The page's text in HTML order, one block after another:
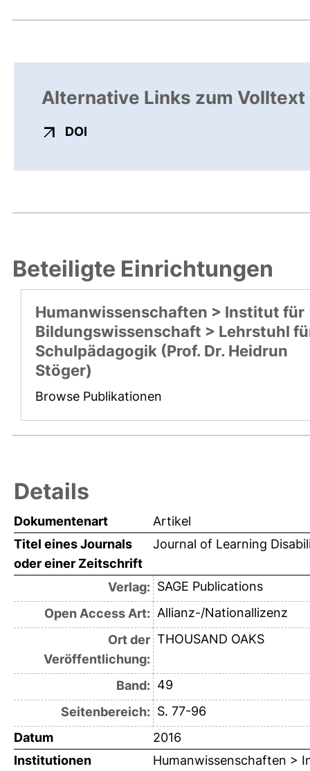
Alternative Links zum Volltext
DOI
Beteiligte Einrichtungen
Humanwissenschaften > Institut für
Bildungswissenschaft > Lehrstuhl
Schulpädagogik (Prof. Dr. Heidrun
Stöger)
Browse Publikationen
Details
Dokumentenart
Artikel
Titel eines Journals
oder einer Zeitschrift
Journal of Learning
Verlag: SAGE Publications
Open Access Art: Allianz-/Nationallizenz
Ort der
Veröffentlichung:
THOUSAND OAKS
Band: 49
Seitenbereich: S. 77-96
Datum
2016
Institutionen
Humanwissenschaften >